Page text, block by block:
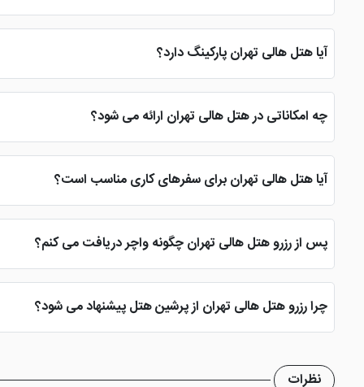
بله، صبحانه برای مهمانان مقیم هتل سرو می شود و در هزینه
آیا هتل هالی تهران پارکینگ دارد؟
بله، هتل هالی تهران دارای پارکینگ اختصاصی است و مهمانان می
چه امکاناتی در هتل هالی تهران ارائه می شود؟
این هتل دارای رستوران، کافی شاپ، اینترنت وای فای، پارکینگ، خدمات خانه داری، پذیرش 24 ساعته و
آیا هتل هالی تهران برای سفرهای کاری مناسب است؟
بله، موقعیت مکانی مناسب در مرکز شهر، دسترسی به مراکز اداری و
پس از رزرو هتل هالی تهران چگونه واچر دریافت می کنم؟
پس از تکمیل فرآیند رزرو و پرداخت هزینه، واچر هتل به صورت
چرا رزرو هتل هالی تهران از پرشین هتل پیشنهاد می شود؟
نظرات